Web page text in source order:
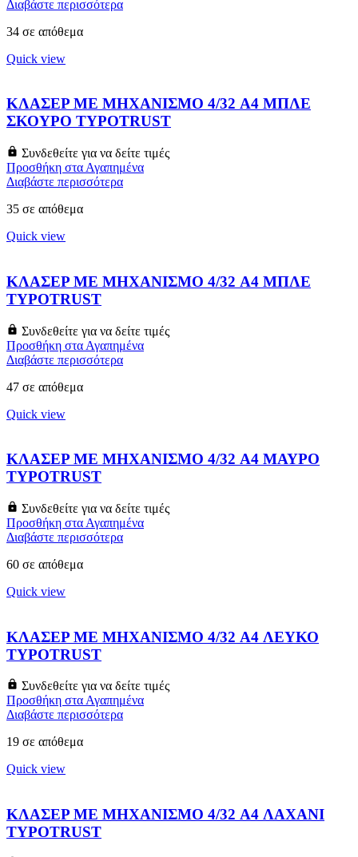
Διαβάστε περισσότερα
34 σε απόθεμα
Quick view
ΚΛΑΣΕΡ ΜΕ ΜΗΧΑΝΙΣΜΟ 4/32 A4 ΜΠΛΕ
ΣΚΟΥΡΟ TYPOTRUST
Συνδεθείτε για να δείτε τιμές
Προσθήκη στα Αγαπημένα
Διαβάστε περισσότερα
35 σε απόθεμα
Quick view
ΚΛΑΣΕΡ ΜΕ ΜΗΧΑΝΙΣΜΟ 4/32 A4 ΜΠΛΕ
TYPOTRUST
Συνδεθείτε για να δείτε τιμές
Προσθήκη στα Αγαπημένα
Διαβάστε περισσότερα
47 σε απόθεμα
Quick view
ΚΛΑΣΕΡ ΜΕ ΜΗΧΑΝΙΣΜΟ 4/32 A4 ΜΑΥΡΟ
TYPOTRUST
Συνδεθείτε για να δείτε τιμές
Προσθήκη στα Αγαπημένα
Διαβάστε περισσότερα
60 σε απόθεμα
Quick view
ΚΛΑΣΕΡ ΜΕ ΜΗΧΑΝΙΣΜΟ 4/32 A4 ΛΕΥΚΟ
TYPOTRUST
Συνδεθείτε για να δείτε τιμές
Προσθήκη στα Αγαπημένα
Διαβάστε περισσότερα
19 σε απόθεμα
Quick view
ΚΛΑΣΕΡ ΜΕ ΜΗΧΑΝΙΣΜΟ 4/32 A4 ΛΑΧΑΝΙ
TYPOTRUST